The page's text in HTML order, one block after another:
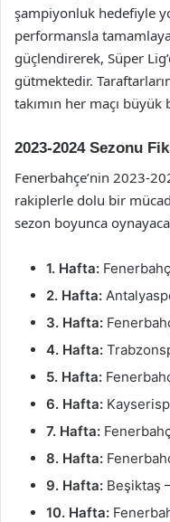
şampiyonluk hedefiyle
performansla
güçlendirerek, Süper
gütmektedir.
takımın her maçı büyük
2023-2024 Sezonu
Fenerbahçe’nin 2023-
rakiplerle dolu bir
sezon boyunca
1. Hafta:
2. Hafta:
3. Hafta:
4. Hafta:
5. Hafta:
6. Hafta:
7. Hafta:
8. Hafta:
9. Hafta: Beşiktaş
10. Hafta: